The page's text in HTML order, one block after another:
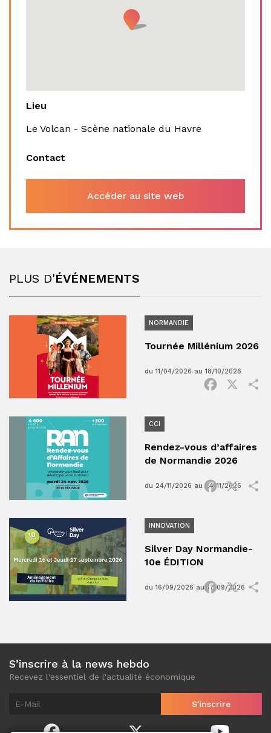
Lieu
Le Volcan - Scène nationale du Havre
Contact
Accéder au site web
PLUS D'ÉVÉNEMENTS
NORMANDIE
Tournée Millénium 2026
du 11/04/2026 au 18/10/2026
Facebook
CCI
Rendez-vous d’affaires
de Normandie 2026
du 24/11/2026 au 24/11/2026
Facebook
INNOVATION
Silver Day Normandie-
10e ÉDITION
du 16/09/2026 au 17/09/2026
Facebook
X
S’inscrire à la news hebdo
Recevez l'essentiel de l'actualité économique